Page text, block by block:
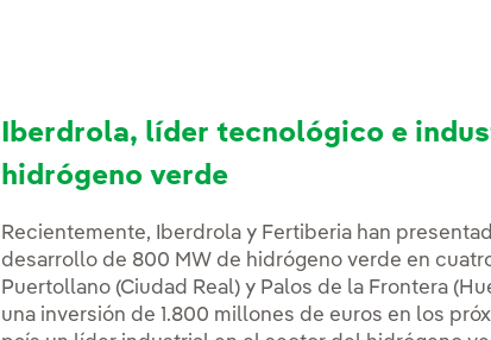
Iberdrola, líder tecnológico e
hidrógeno verde
Recientemente, Iberdrola y Fertiberia han
desarrollo de 800 MW de hidrógeno verde en
Puertollano (Ciudad Real) y Palos de la Frontera
una inversión de 1.800 millones de euros en los